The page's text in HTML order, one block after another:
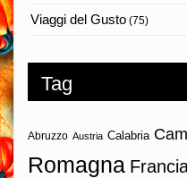
Viaggi del Gusto (75)
Tag
Abruzzo Austria Calabria
Romagna